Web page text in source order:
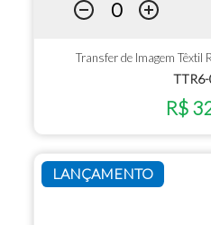
Transfer de Imagem Têxtil
R$
LANÇAMENTO